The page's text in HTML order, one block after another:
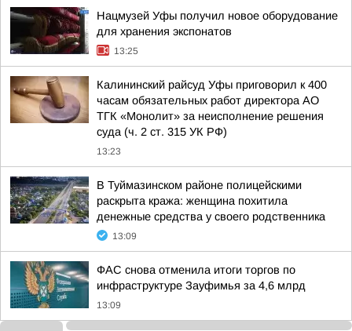
Нацмузей Уфы получил новое оборудование
для хранения экспонатов
13:25
Калининский райсуд Уфы приговорил к 400
часам обязательных работ директора АО
ТГК «Монолит» за неисполнение решения
суда (ч. 2 ст. 315 УК РФ)
13:23
В Туймазинском районе полицейскими
раскрыта кража: женщина похитила
денежные средства у своего родственника
13:09
ФАС снова отменила итоги торгов по
инфраструктуре Зауфимья за 4,6 млрд
13:09